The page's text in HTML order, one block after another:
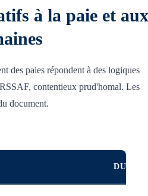
à la paie et aux
des paies répondent à des logiques
contentieux prud'homal. Les
document.
DURÉE